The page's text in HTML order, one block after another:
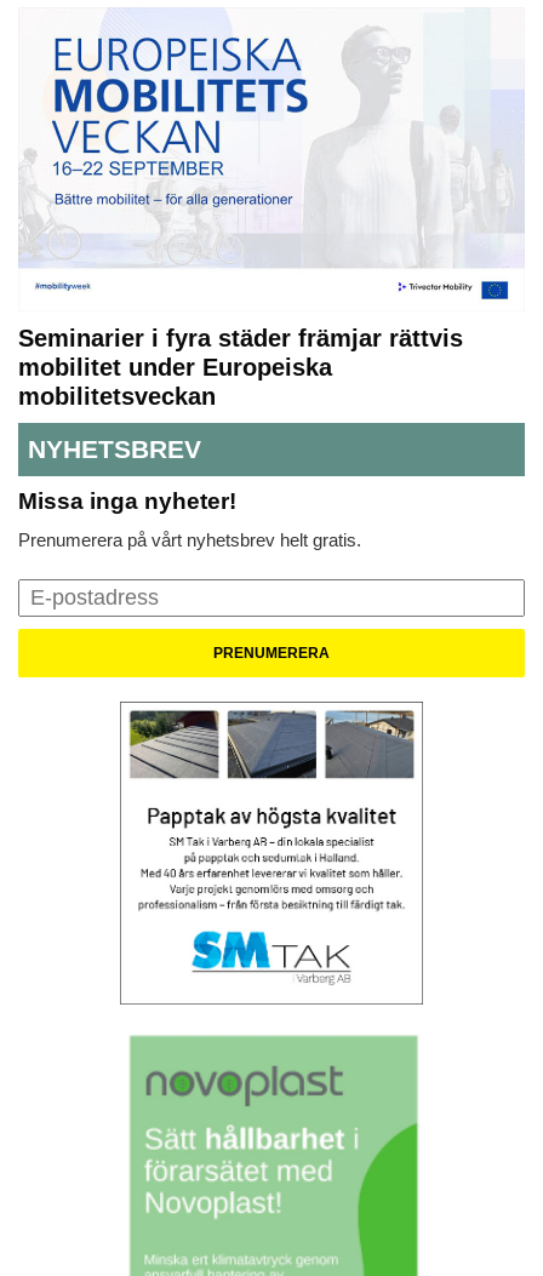
Seminarier i fyra städer främjar rättvis
mobilitet under Europeiska
mobilitetsveckan
NYHETSBREV
Missa inga nyheter!
Prenumerera på vårt nyhetsbrev helt gratis.